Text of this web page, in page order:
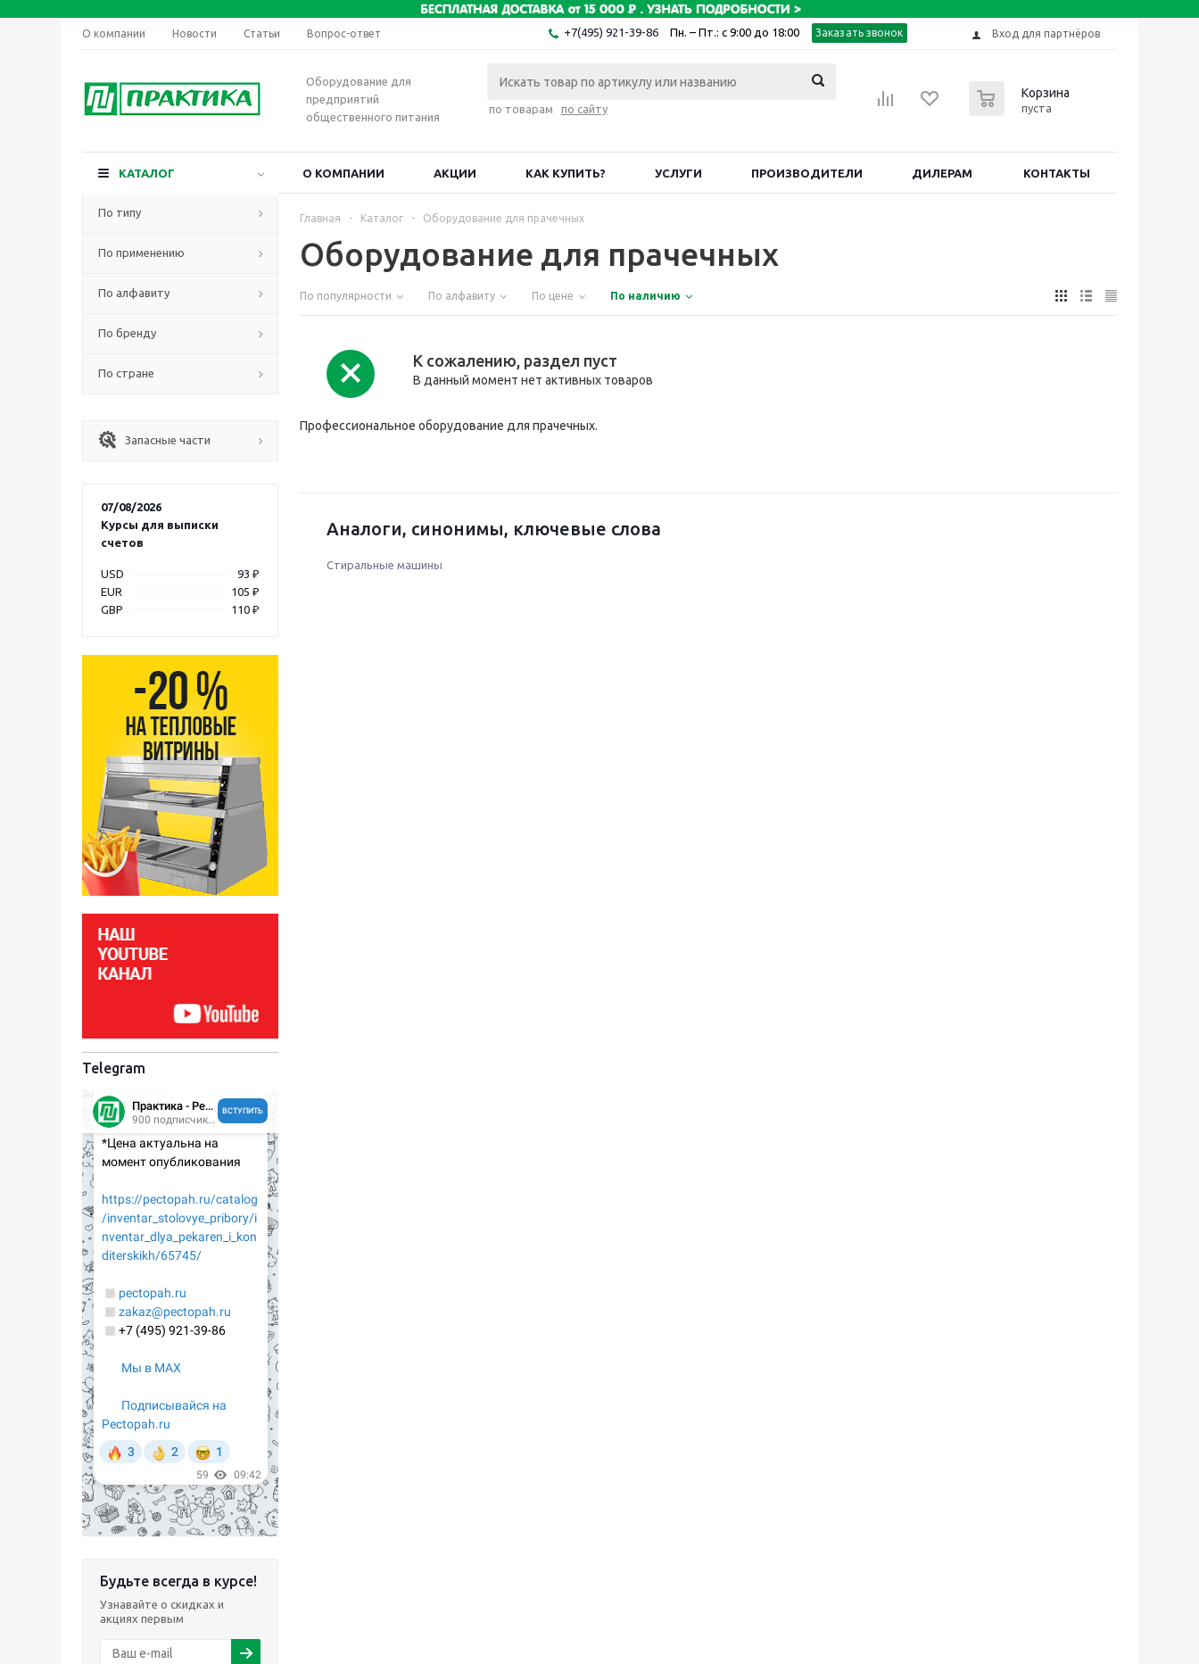
О компании Новости Статьи Вопрос-ответ +7(495) 921-39-86 Пн. – Пт.: с 9:00 до 18:00 Заказать звонок Вход для партнёров
Оборудование для
предприятий
общественного питания
по товарам по сайту
Корзина
пуста
КАТАЛОГ О КОМПАНИИ АКЦИИ КАК КУПИТЬ? УСЛУГИ ПРОИЗВОДИТЕЛИ ДИЛЕРАМ КОНТАКТЫ
По типу
По применению
По алфавиту
По бренду
По стране
Запасные части
07/08/2026
Курсы для выписки
счетов
USD
93 ₽
EUR
105 ₽
GBP
110 ₽
Telegram
Будьте всегда в курсе!
Узнавайте о скидках и
акциях первым
Главная - Каталог - Оборудование для прачечных
Оборудование для прачечных
По популярности По алфавиту По цене По наличию
К сожалению, раздел пуст
В данный момент нет активных товаров
Профессиональное оборудование для прачечных.
Аналоги, синонимы, ключевые слова
Стиральные машины